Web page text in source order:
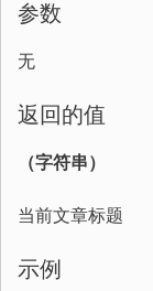
参数
无
返回的值
（字符串）
当前文章标题
示例